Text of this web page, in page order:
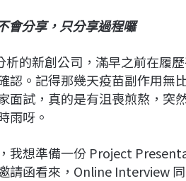
會分享，只分享過程囉
析的新創公司，滿早之前在履
認。記得那幾天疫苗副作用無
面試，真的是有沮喪煎熬，突
雨呀。
我想準備一份 Project
請函看來，Online Interview